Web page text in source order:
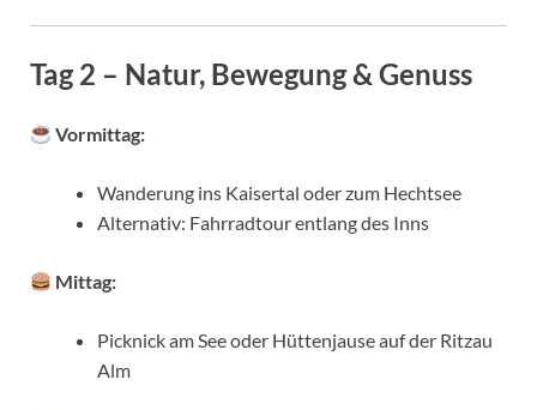
Tag 2 – Natur, Bewegung & Genuss
Vormittag:
Wanderung ins Kaisertal oder zum Hechtsee
Alternativ: Fahrradtour entlang des Inns
Mittag:
Picknick am See oder Hüttenjause auf der Ritzau
Alm